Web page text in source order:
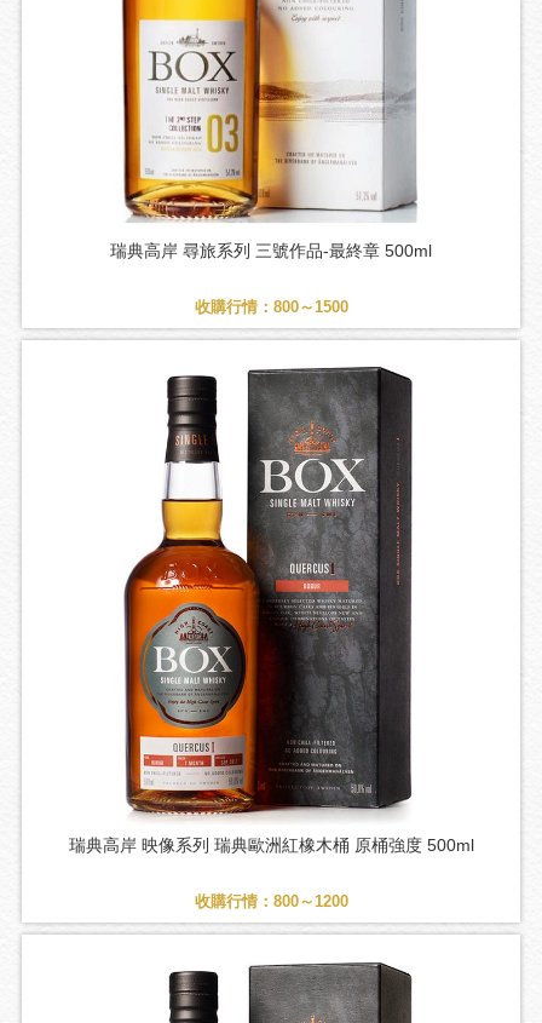
瑞典高岸 尋旅系列 三號作品-最終章 500ml
收購行情：800～1500
瑞典高岸 映像系列 瑞典歐洲紅橡木桶 原桶強度 500ml
收購行情：800～1200